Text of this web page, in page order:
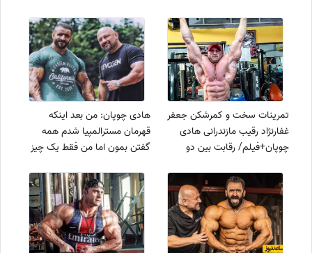
تمرینات سخت و کمرشکن جعفر
غفارنژاد رقیب مازندرانی هادی
چوپان+فیلم/ رقابت بین دو
هادی چوپان: من بعد اینکه
قهرمان مسترالمپیا شدم همه
گفتن بمون اما من فقط یک چیز
دارم و اون...+فیلم